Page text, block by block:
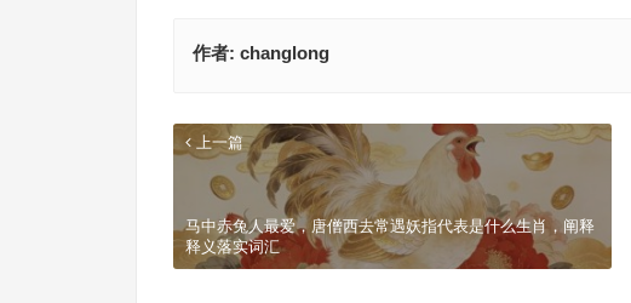
作者: changlong
上一篇
马中赤兔人最爱，唐僧西去常遇妖指代表是什么生肖，阐释
释义落实词汇